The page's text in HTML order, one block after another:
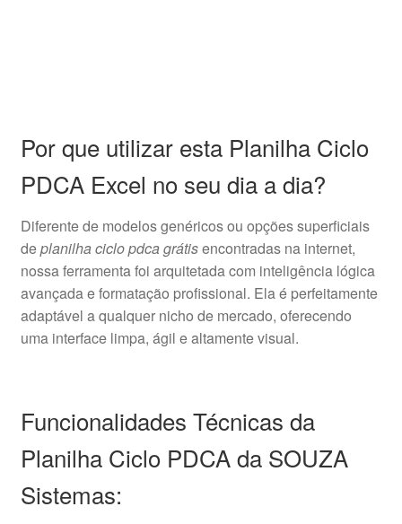
Por que utilizar esta Planilha Ciclo
PDCA Excel no seu dia a dia?
Diferente de modelos genéricos ou opções superficiais
deplanilha ciclo pdca grátisencontradas na internet,
nossa ferramenta foi arquitetada com inteligência lógica
avançada e formatação profissional. Ela é perfeitamente
adaptável a qualquer nicho de mercado, oferecendo
uma interface limpa, ágil e altamente visual.
Funcionalidades Técnicas da
Planilha Ciclo PDCA da SOUZA
Sistemas: